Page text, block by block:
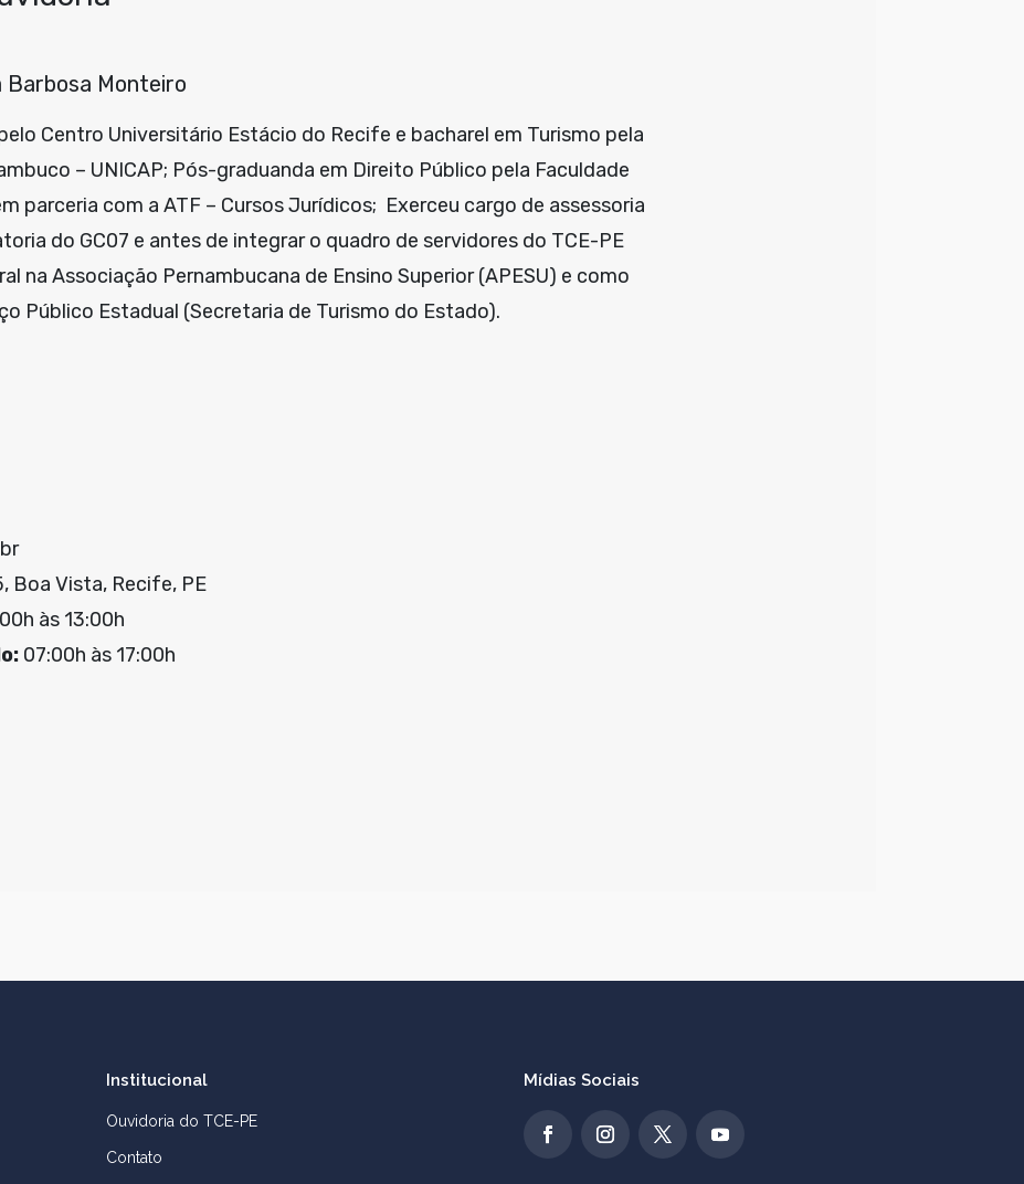
Barbosa Monteiro
Centro Universitário Estácio do Recife e bacharel em Turismo pela
– UNICAP; Pós-graduanda em Direito Público pela Faculdade
parceria com a ATF – Cursos Jurídicos; Exerceu cargo de assessoria
do GC07 e antes de integrar o quadro de servidores do TCE-PE
na Associação Pernambucana de Ensino Superior (APESU) e como
Público Estadual (Secretaria de Turismo do Estado).
Boa Vista, Recife, PE
às 13:00h
07:00h às 17:00h
Institucional
Ouvidoria do TCE-PE
Contato
Mídias Sociais